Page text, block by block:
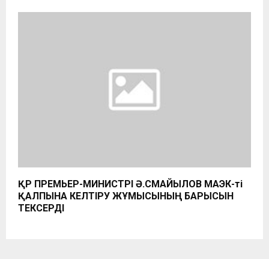
ҚР ПРЕМЬЕР-МИНИСТРІ Ә.СМАЙЫЛОВ МАЭК-ті
ҚАЛПЫНА КЕЛТІРУ ЖҰМЫСЫНЫҢ БАРЫСЫН
ТЕКСЕРДІ